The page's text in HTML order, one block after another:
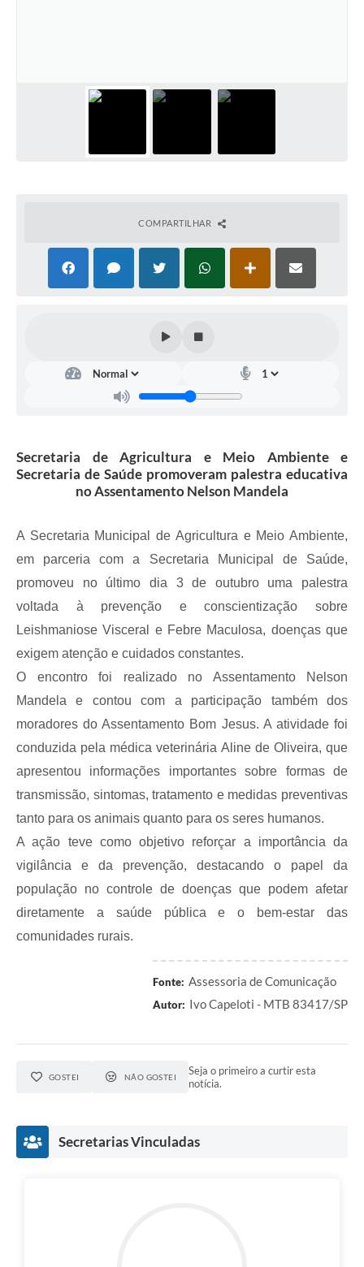
Secretarias
A Prefeitura
Serviço de Informação ao Cidadão (SIC)
COMPARTILHAR
Secretaria de Agricultura e Meio Ambiente e
Secretaria de Saúde promoveram palestra educativa
no Assentamento Nelson Mandela
A Secretaria Municipal de Agricultura e Meio Ambiente,
em parceria com a Secretaria Municipal de Saúde,
promoveu no último dia 3 de outubro uma palestra
voltada à prevenção e conscientização sobre
Leishmaniose Visceral e Febre Maculosa, doenças que
exigem atenção e cuidados constantes.
O encontro foi realizado no Assentamento Nelson
Mandela e contou com a participação também dos
moradores do Assentamento Bom Jesus. A atividade foi
conduzida pela médica veterinária Aline de Oliveira, que
apresentou informações importantes sobre formas de
transmissão, sintomas, tratamento e medidas preventivas
tanto para os animais quanto para os seres humanos.
A ação teve como objetivo reforçar a importância da
vigilância e da prevenção, destacando o papel da
população no controle de doenças que podem afetar
diretamente a saúde pública e o bem-estar das
comunidades rurais.
Fonte: Assessoria de Comunicação
Autor: Ivo Capeloti - MTB 83417/SP
GOSTEI NÃO GOSTEI
Seja o primeiro a curtir esta
notícia.
Secretarias Vinculadas